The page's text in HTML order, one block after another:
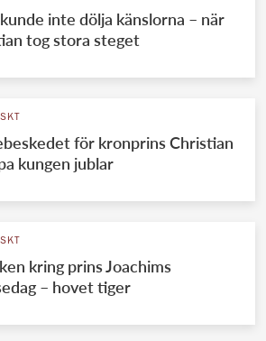
inte dölja känslorna – när
tog stora steget
för kronprins Christian
kungen jublar
kring prins Joachims
– hovet tiger